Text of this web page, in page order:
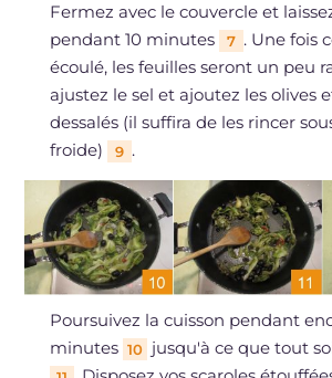
Fermez avec le couvercle et
pendant 10 minutes
7 . Une fois
écoulé, les feuilles seront un peu
ajustez le sel et ajoutez les olives
dessalés (il suffira de les rincer
froide)
9 .
Poursuivez la cuisson pendant
minutes 10 jusqu'à ce que tout